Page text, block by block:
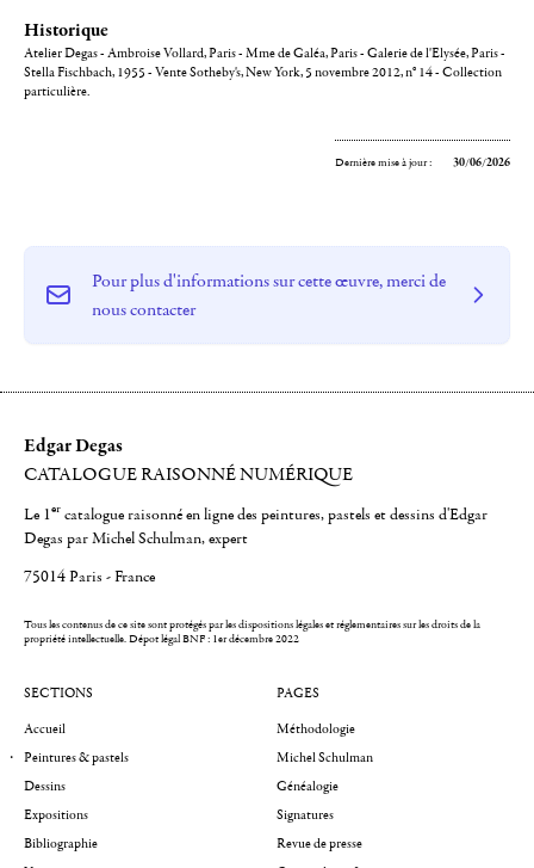
Historique
Atelier Degas - Ambroise Vollard, Paris - Mme de Galéa, Paris - Galerie de l'Elysée, Paris -
Stella Fischbach, 1955 - Vente Sotheby's, New York, 5 novembre 2012, n° 14 - Collection
particulière.
Dernière mise à jour : 30/06/2026
Pour plus d'informations sur cette œuvre, merci de
nous contacter
Edgar Degas
CATALOGUE RAISONNÉ NUMÉRIQUE
Le 1er catalogue raisonné en ligne des peintures, pastels et dessins d'Edgar
Degas par Michel Schulman, expert
75014 Paris - France
Tous les contenus de ce site sont protégés par les dispositions légales et réglementaires sur les droits de la
propriété intellectuelle.Dépot légal BNF : 1er décembre 2022
SECTIONS
Accueil
Peintures & pastels
Dessins
Expositions
Bibliographie
PAGES
Méthodologie
Michel Schulman
Généalogie
Signatures
Revue de presse